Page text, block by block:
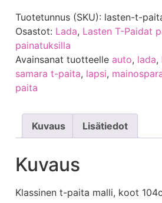
Tuotetunnus (SKU): lasten-t-
Osastot: Lada, Lasten T-Paidat
painatuksilla
Avainsanat tuotteelle auto, lada,
samara t-paita, lapsi,
paita
Kuvaus Lisätiedot
Kuvaus
Klassinen t-paita malli, koot